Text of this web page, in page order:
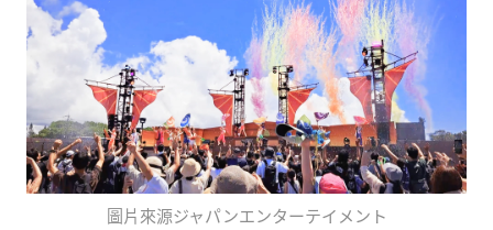
圖片來源ジャパンエンターテイメント